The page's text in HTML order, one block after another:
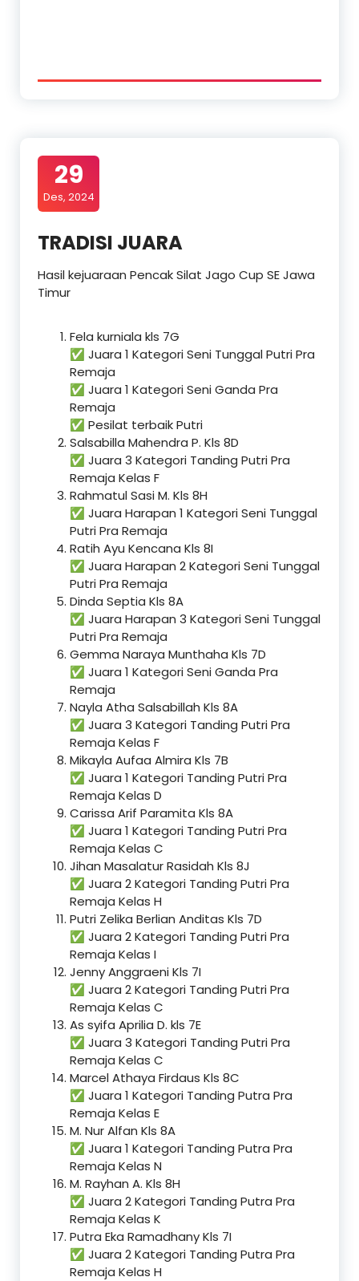
29
Des, 2024
TRADISI JUARA
Hasil kejuaraan Pencak Silat Jago Cup SE Jawa
Timur
Fela kurniala kls 7G
✅ Juara 1 Kategori Seni Tunggal Putri Pra
Remaja
✅ Juara 1 Kategori Seni Ganda Pra
Remaja
✅ Pesilat terbaik Putri
Salsabilla Mahendra P. Kls 8D
✅ Juara 3 Kategori Tanding Putri Pra
Remaja Kelas F
Rahmatul Sasi M. Kls 8H
✅ Juara Harapan 1 Kategori Seni Tunggal
Putri Pra Remaja
Ratih Ayu Kencana Kls 8I
✅ Juara Harapan 2 Kategori Seni Tunggal
Putri Pra Remaja
Dinda Septia Kls 8A
✅ Juara Harapan 3 Kategori Seni Tunggal
Putri Pra Remaja
Gemma Naraya Munthaha Kls 7D
✅ Juara 1 Kategori Seni Ganda Pra
Remaja
Nayla Atha Salsabillah Kls 8A
✅ Juara 3 Kategori Tanding Putri Pra
Remaja Kelas F
Mikayla Aufaa Almira Kls 7B
✅ Juara 1 Kategori Tanding Putri Pra
Remaja Kelas D
Carissa Arif Paramita Kls 8A
✅ Juara 1 Kategori Tanding Putri Pra
Remaja Kelas C
Jihan Masalatur Rasidah Kls 8J
✅ Juara 2 Kategori Tanding Putri Pra
Remaja Kelas H
Putri Zelika Berlian Anditas Kls 7D
✅ Juara 2 Kategori Tanding Putri Pra
Remaja Kelas I
Jenny Anggraeni Kls 7I
✅ Juara 2 Kategori Tanding Putri Pra
Remaja Kelas C
As syifa Aprilia D. kls 7E
✅ Juara 3 Kategori Tanding Putri Pra
Remaja Kelas C
Marcel Athaya Firdaus Kls 8C
✅ Juara 1 Kategori Tanding Putra Pra
Remaja Kelas E
M. Nur Alfan Kls 8A
✅ Juara 1 Kategori Tanding Putra Pra
Remaja Kelas N
M. Rayhan A. Kls 8H
✅ Juara 2 Kategori Tanding Putra Pra
Remaja Kelas K
Putra Eka Ramadhany Kls 7I
✅ Juara 2 Kategori Tanding Putra Pra
Remaja Kelas H